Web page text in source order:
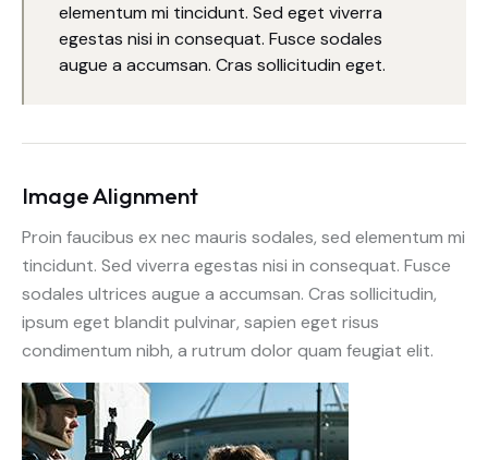
elementum mi tincidunt. Sed eget viverra
egestas nisi in consequat. Fusce sodales
augue a accumsan. Cras sollicitudin eget.
Image Alignment
Proin faucibus ex nec mauris sodales, sed elementum mi
tincidunt. Sed viverra egestas nisi in consequat. Fusce
sodales ultrices augue a accumsan. Cras sollicitudin,
ipsum eget blandit pulvinar, sapien eget risus
condimentum nibh, a rutrum dolor quam feugiat elit.